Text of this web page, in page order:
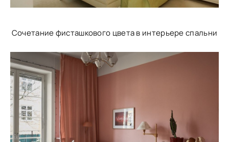
Сочетание фисташкового цвета в интерьере спальни